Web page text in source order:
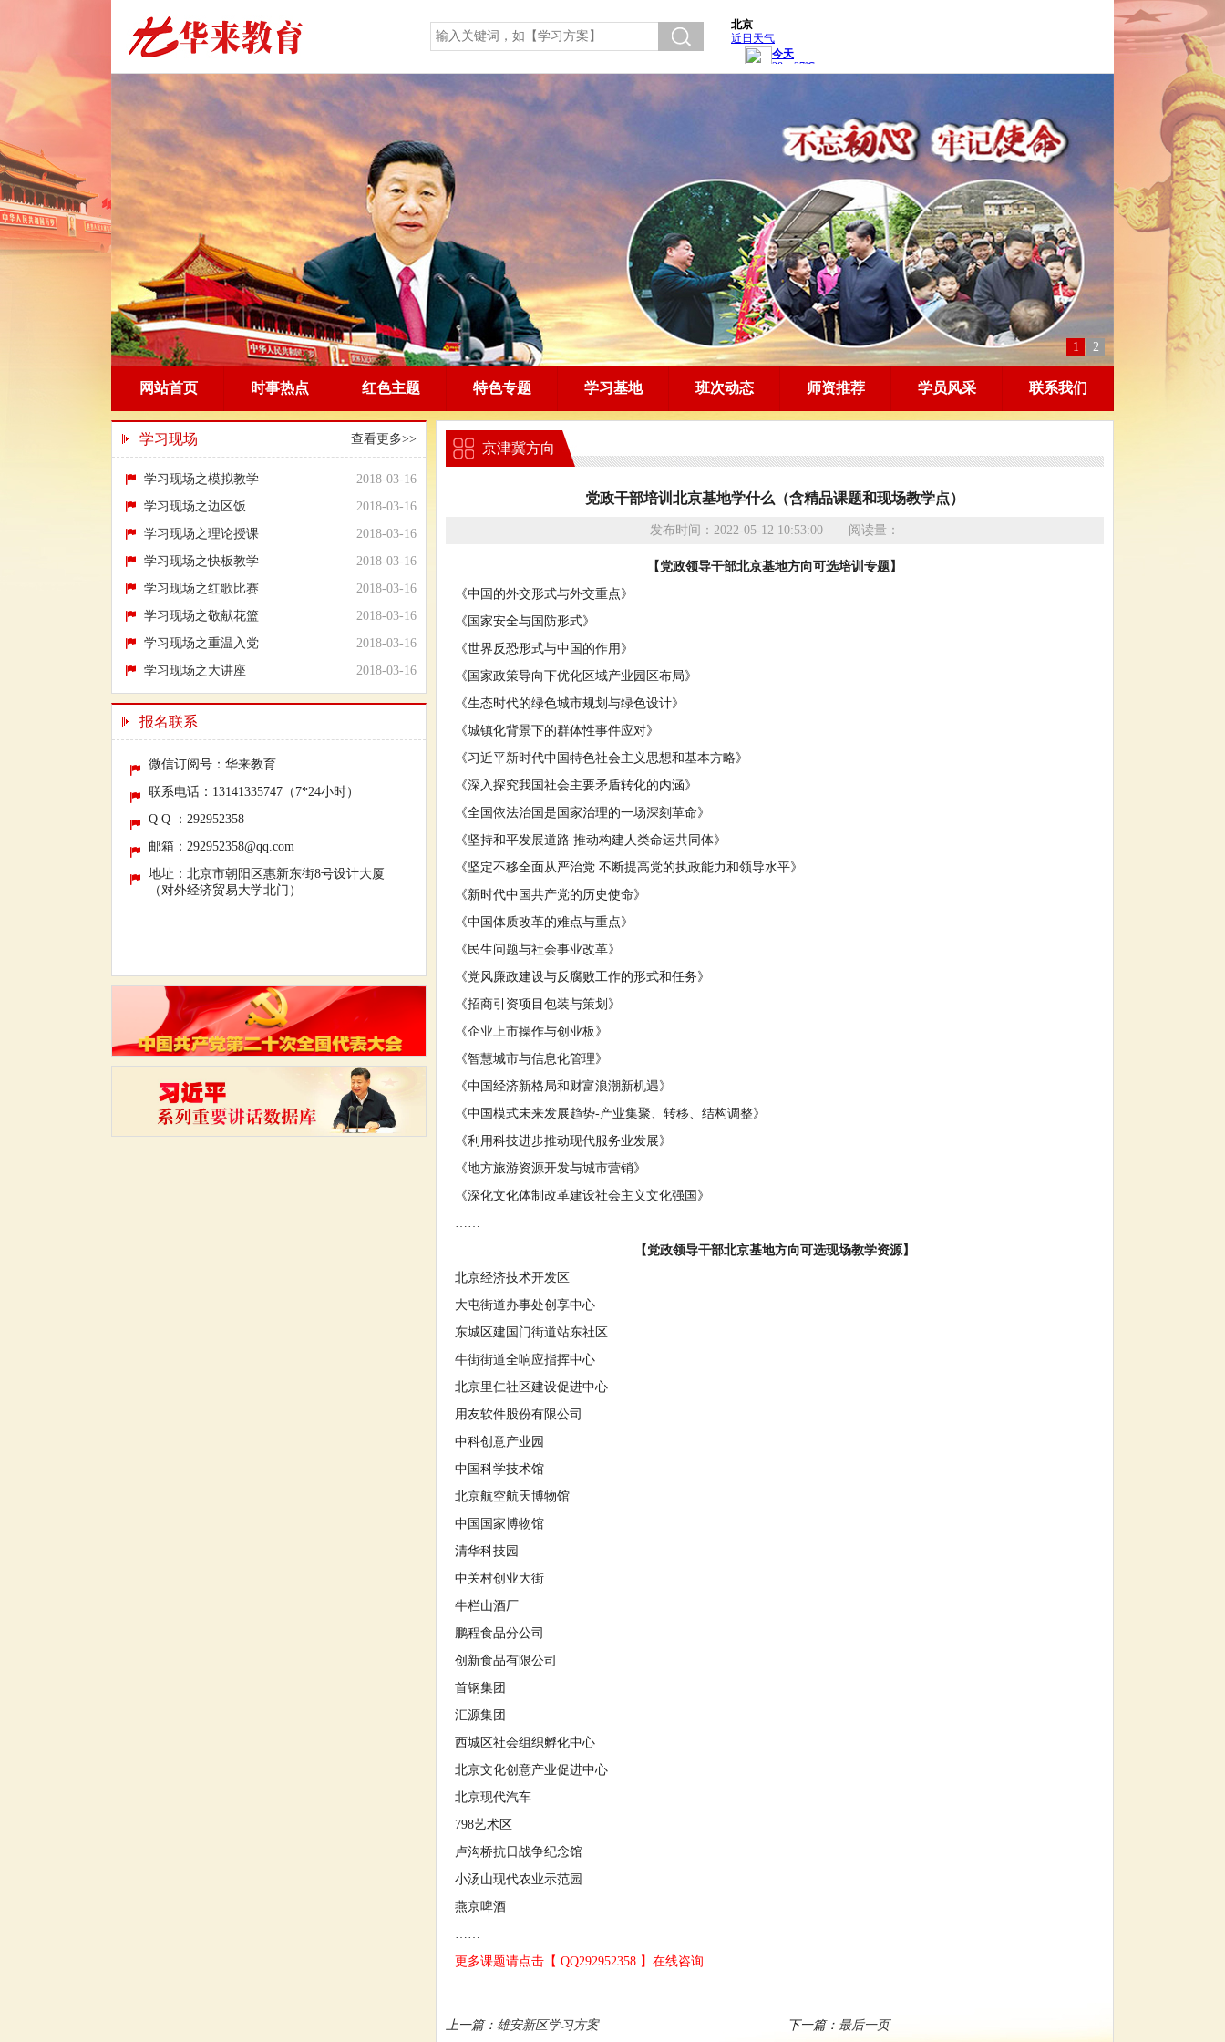
1 2
网站首页 时事热点 红色主题 特色专题 学习基地 班次动态 师资推荐 学员风采 联系我们
学习现场 查看更多>>
2018-03-16
学习现场之模拟教学
2018-03-16
学习现场之边区饭
2018-03-16
学习现场之理论授课
2018-03-16
学习现场之快板教学
2018-03-16
学习现场之红歌比赛
2018-03-16
学习现场之敬献花篮
2018-03-16
学习现场之重温入党
2018-03-16
学习现场之大讲座
报名联系
微信订阅号：华来教育
联系电话：13141335747（7*24小时）
Q Q ：292952358
邮箱：292952358@qq.com
地址：北京市朝阳区惠新东街8号设计大厦
（对外经济贸易大学北门）
京津冀方向
党政干部培训北京基地学什么（含精品课题和现场教学点）
发布时间：2022-05-12 10:53:00 阅读量：
【党政领导干部北京基地方向可选培训专题】
《中国的外交形式与外交重点》
《国家安全与国防形式》
《世界反恐形式与中国的作用》
《国家政策导向下优化区域产业园区布局》
《生态时代的绿色城市规划与绿色设计》
《城镇化背景下的群体性事件应对》
《习近平新时代中国特色社会主义思想和基本方略》
《深入探究我国社会主要矛盾转化的内涵》
《全国依法治国是国家治理的一场深刻革命》
《坚持和平发展道路 推动构建人类命运共同体》
《坚定不移全面从严治党 不断提高党的执政能力和领导水平》
《新时代中国共产党的历史使命》
《中国体质改革的难点与重点》
《民生问题与社会事业改革》
《党风廉政建设与反腐败工作的形式和任务》
《招商引资项目包装与策划》
《企业上市操作与创业板》
《智慧城市与信息化管理》
《中国经济新格局和财富浪潮新机遇》
《中国模式未来发展趋势-产业集聚、转移、结构调整》
《利用科技进步推动现代服务业发展》
《地方旅游资源开发与城市营销》
《深化文化体制改革建设社会主义文化强国》
……
【党政领导干部北京基地方向可选现场教学资源】
北京经济技术开发区
大屯街道办事处创享中心
东城区建国门街道站东社区
牛街街道全响应指挥中心
北京里仁社区建设促进中心
用友软件股份有限公司
中科创意产业园
中国科学技术馆
北京航空航天博物馆
中国国家博物馆
清华科技园
中关村创业大街
牛栏山酒厂
鹏程食品分公司
创新食品有限公司
首钢集团
汇源集团
西城区社会组织孵化中心
北京文化创意产业促进中心
北京现代汽车
798艺术区
卢沟桥抗日战争纪念馆
小汤山现代农业示范园
燕京啤酒
……
更多课题请点击【 QQ292952358 】在线咨询
上一篇： 雄安新区学习方案 下一篇：最后一页